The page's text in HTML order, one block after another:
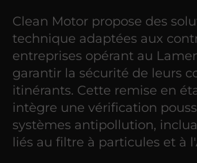
Clean Motor propose des
technique adaptées aux
entreprises opérant au
garantir la sécurité de leurs
itinérants. Cette remise en
intègre une vérification
systèmes antipollution,
liés au filtre à particules et à